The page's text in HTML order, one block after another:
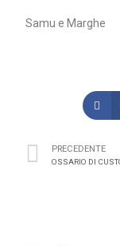
Samu e Marghe
PRECEDENTE
OSSARIO DI